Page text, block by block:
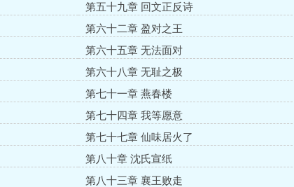
第五十九章 回文正反诗
第六十二章 盈对之王
第六十五章 无法面对
第六十八章 无耻之极
第七十一章 燕春楼
第七十四章 我等愿意
第七十七章 仙味居火了
第八十章 沈氏宣纸
第八十三章 襄王败走